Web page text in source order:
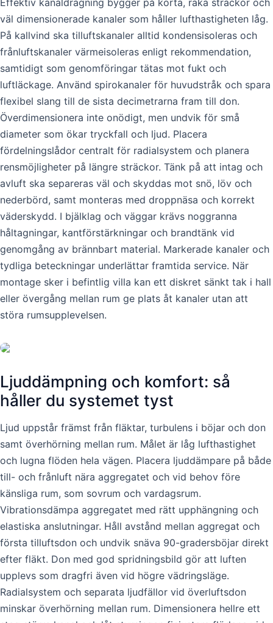
väl dimensionerade kanaler som håller lufthastigheten låg.
På kallvind ska tilluftskanaler alltid kondensisoleras och
frånluftskanaler värmeisoleras enligt rekommendation,
samtidigt som genomföringar tätas mot fukt och
luftläckage. Använd spirokanaler för huvudstråk och spara
flexibel slang till de sista decimetrarna fram till don.
Överdimensionera inte onödigt, men undvik för små
diameter som ökar tryckfall och ljud. Placera
fördelningslådor centralt för radialsystem och planera
rensmöjligheter på längre sträckor. Tänk på att intag och
avluft ska separeras väl och skyddas mot snö, löv och
nederbörd, samt monteras med droppnäsa och korrekt
väderskydd. I bjälklag och väggar krävs noggranna
håltagningar, kantförstärkningar och brandtänk vid
genomgång av brännbart material. Markerade kanaler och
tydliga beteckningar underlättar framtida service. När
montage sker i befintlig villa kan ett diskret sänkt tak i hall
eller övergång mellan rum ge plats åt kanaler utan att
störa rumsupplevelsen.
Ljuddämpning och komfort: så
håller du systemet tyst
Ljud uppstår främst från fläktar, turbulens i böjar och don
samt överhörning mellan rum. Målet är låg lufthastighet
och lugna flöden hela vägen. Placera ljuddämpare på både
till- och frånluft nära aggregatet och vid behov före
känsliga rum, som sovrum och vardagsrum.
Vibrationsdämpa aggregatet med rätt upphängning och
elastiska anslutningar. Håll avstånd mellan aggregat och
första tilluftsdon och undvik snäva 90-gradersböjar direkt
efter fläkt. Don med god spridningsbild gör att luften
upplevs som dragfri även vid högre vädringsläge.
Radialsystem och separata ljudfällor vid överluftsdon
minskar överhörning mellan rum. Dimensionera hellre ett